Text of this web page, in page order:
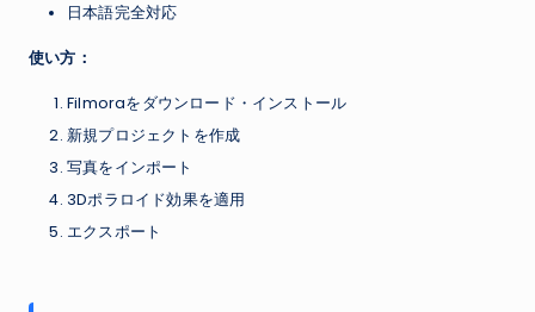
日本語完全対応
使い方：
Filmoraをダウンロード・インストール
新規プロジェクトを作成
写真をインポート
3Dポラロイド効果を適用
エクスポート